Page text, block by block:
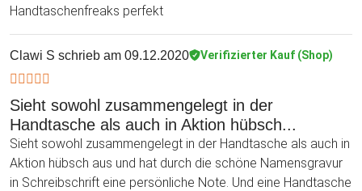
Handtaschenfreaks perfekt
Clawi S schrieb am 09.12.2020 Verifizierter Kauf (Shop)
Sieht sowohl zusammengelegt in der
Handtasche als auch in Aktion hübsch...
Sieht sowohl zusammengelegt in der Handtasche als auch in
Aktion hübsch aus und hat durch die schöne Namensgravur
in Schreibschrift eine persönliche Note. Und eine Handtasche